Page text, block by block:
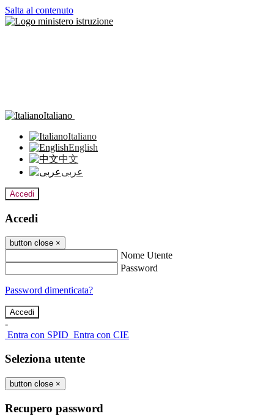
Salta al contenuto
Italiano
Italiano
English
中文
عربى
Accedi
Accedi
button close ×
Nome Utente
Password
Password dimenticata?
-
Entra con SPID Entra con CIE
Seleziona utente
button close ×
Recupero password